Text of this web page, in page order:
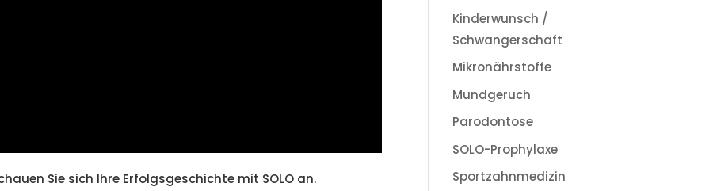
Sie sich Ihre Erfolgsgeschichte mit SOLO an.
Kinderwunsch /
Schwangerschaft
Mikronährstoffe
Mundgeruch
Parodontose
SOLO-Prophylaxe
Sportzahnmedizin